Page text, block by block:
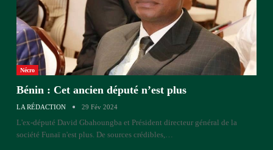
Nécro
Bénin : Cet ancien député n’est plus
LA RÉDACTION 29 Fév 2024
L'ex-député David Gbahoungba et Président directeur général de la
société Funaï n'est plus. De sources crédibles,…